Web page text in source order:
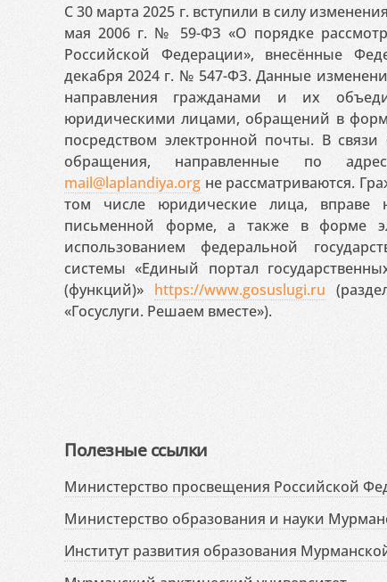
С 30 марта 2025 г. вступили в силу
мая 2006 г. № 59-ФЗ «О порядке
Российской Федерации», внесённые
декабря 2024 г. № 547-ФЗ. Данные
направления гражданами и их
юридическими лицами, обращений в
посредством электронной почты. В
обращения, направленные по
mail@laplandiya.org не рассматриваются.
том числе юридические лица, вправе
письменной форме, а также в форме
использованием федеральной
системы «Единый портал
(функций)» https://www.gosuslugi.ru
«Госуслуги. Решаем вместе»).
Полезные ссылки
Министерство просвещения Российской
Министерство образования и науки
Институт развития образования